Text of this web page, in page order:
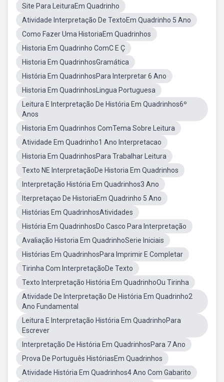
Site Para LeituraEm Quadrinho
Atividade Interpretação De TextoEm Quadrinho 5 Ano
Como Fazer Uma HistoriaEm Quadrinhos
Historia Em Quadrinho ComC E Ç
Historia Em QuadrinhosGramática
História Em QuadrinhosPara Interpretar 6 Ano
Historia Em QuadrinhosLingua Portuguesa
Leitura E Interpretação De História Em Quadrinhos6º
Anos
Historia Em Quadrinhos ComTema Sobre Leitura
Atividade Em Quadrinho1 Ano Interpretacao
Historia Em QuadrinhosPara Trabalhar Leitura
Texto NE InterpretaçãoDe Historia Em Quadrinhos
Interpretação História Em Quadrinhos3 Ano
Iterpretaçao De HistoriaEm Quadrinho 5 Ano
Histórias Em QuadrinhosAtividades
História Em QuadrinhosDo Casco Para Interpretação
Avaliação Historia Em QuadrinhoSerie Iniciais
Histórias Em QuadrinhosPara Imprimir E Completar
Tirinha Com InterpretaçãoDe Texto
Texto Interpretação História Em QuadrinhoOu Tirinha
Atividade De Interpretação De História Em Quadrinho2
Ano Fundamental
Leitura E Interpretação História Em QuadrinhoPara
Escrever
Interpretação De História Em QuadrinhosPara 7 Ano
Prova De Português HistóriasEm Quadrinhos
Atividade História Em Quadrinhos4 Ano Com Gabarito